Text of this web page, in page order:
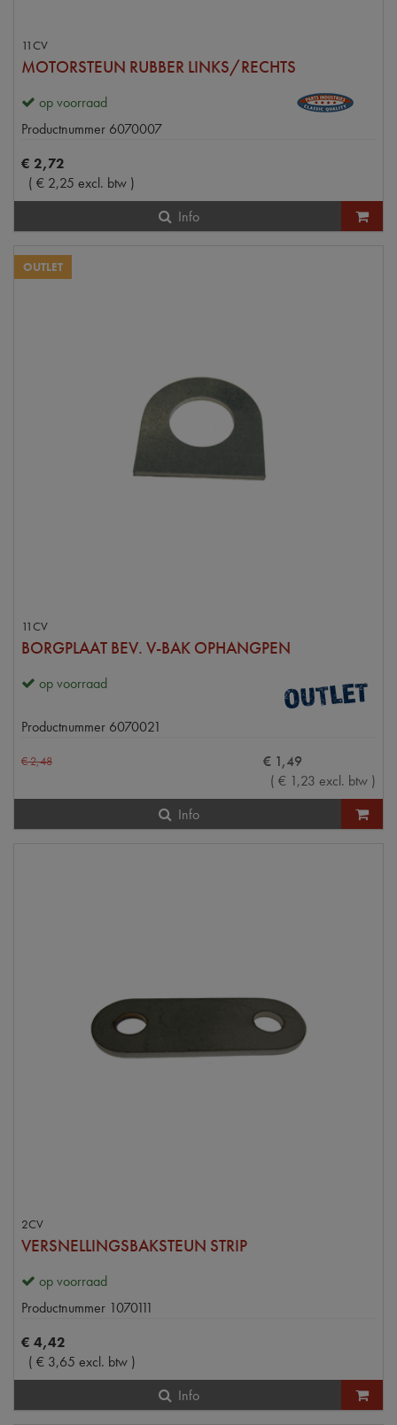
11CV
MOTORSTEUN RUBBER LINKS/RECHTS
op voorraad
Productnummer 6070007
€ 2,72
( € 2,25 excl. btw )
Info
OUTLET
11CV
BORGPLAAT BEV. V-BAK OPHANGPEN
op voorraad
Productnummer 6070021
€2,48 € 1,49
( € 1,23 excl. btw )
Info
2CV
VERSNELLINGSBAKSTEUN STRIP
op voorraad
Productnummer 1070111
€ 4,42
( € 3,65 excl. btw )
Info